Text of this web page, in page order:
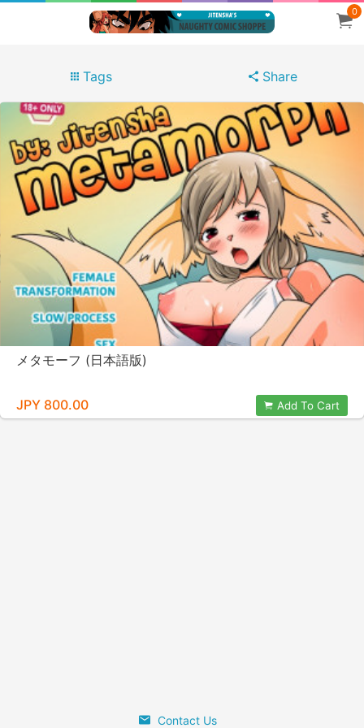
0
Tags Share
メタモーフ (日本語版)
JPY 800.00 Add To Cart
Contact Us